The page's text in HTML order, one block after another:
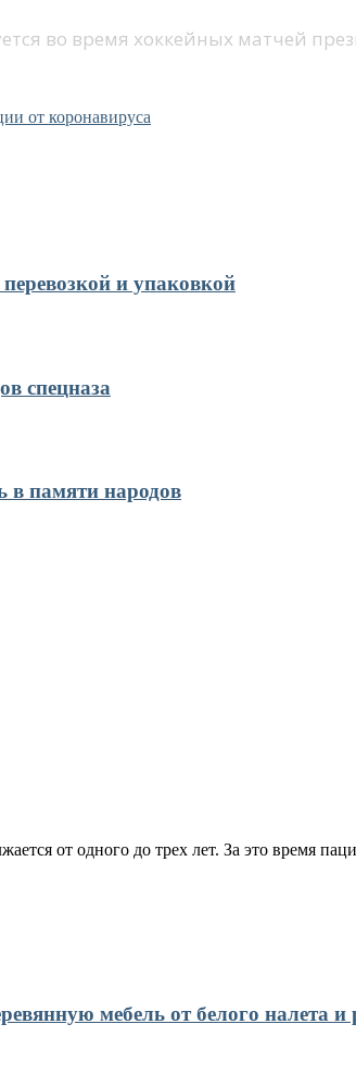
во время хоккейных матчей
от коронавируса
и упаковкой
спецназа
в памяти народов
от одного до трех лет. За это время
мебель от белого налета и